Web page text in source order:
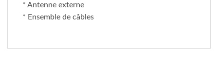
* Antenne externe
* Ensemble de câbles